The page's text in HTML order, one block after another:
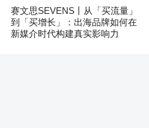
赛文思SEVENS丨从「买流量」
到「买增长」：出海品牌如何在
新媒介时代构建真实影响力